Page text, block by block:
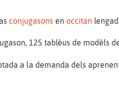
conjugasons enoccitan
125 tablèus de modèls
a la demanda dels